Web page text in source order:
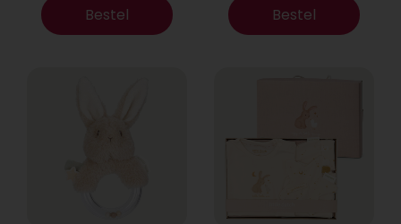
Bestel Bestel